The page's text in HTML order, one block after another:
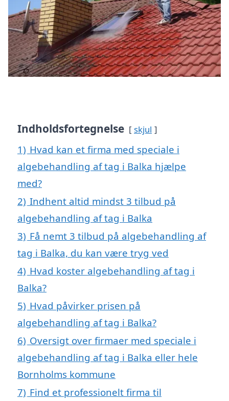
Indholdsfortegnelse skjul
1) Hvad kan et firma med speciale i
algebehandling af tag i Balka hjælpe
med?
2) Indhent altid mindst 3 tilbud på
algebehandling af tag i Balka
3) Få nemt 3 tilbud på algebehandling af
tag i Balka, du kan være tryg ved
4) Hvad koster algebehandling af tag i
Balka?
5) Hvad påvirker prisen på
algebehandling af tag i Balka?
6) Oversigt over firmaer med speciale i
algebehandling af tag i Balka eller hele
Bornholms kommune
7) Find et professionelt firma til